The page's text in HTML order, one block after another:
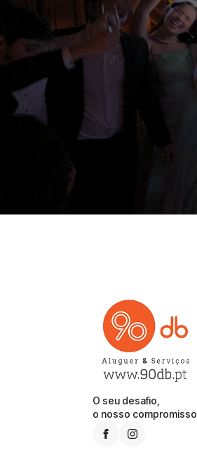
O seu desafio,
o nosso compromisso